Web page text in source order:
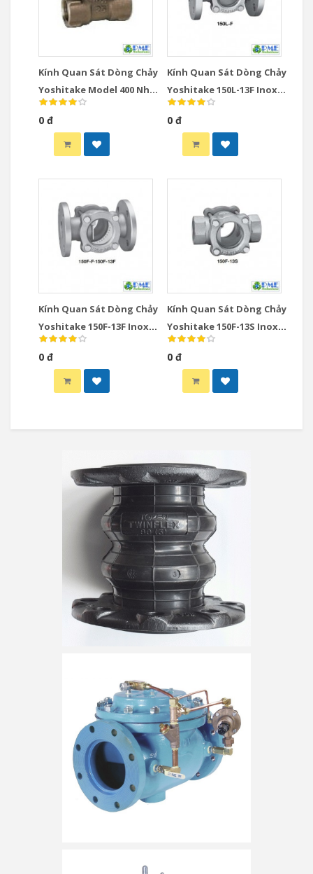
Kính Quan Sát Dòng Chảy
Yoshitake Model 400 Nhật
Bản DN10-DN25 Spinner
Type
0 đ
Kính Quan Sát Dòng Chảy
Yoshitake 150L-13F Inox
Nhật Bản DN15-DN100
JIS10K
0 đ
Kính Quan Sát Dòng Chảy
Yoshitake 150F-13F Inox
Nhật Bản DN15-DN100
JIS10K
0 đ
Kính Quan Sát Dòng Chảy
Yoshitake 150F-13S Inox
Nhật Bản DN15-DN50
0 đ